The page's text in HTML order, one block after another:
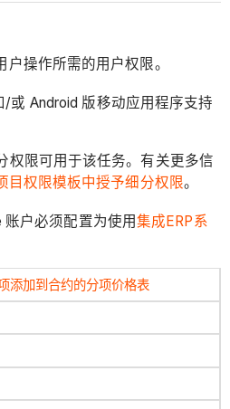
操作所需的用户权限。
/或 Android 版移动应用程序支持
权限可用于该任务。有关更多信
目权限模板中授予细分权限。
户必须配置为使用集成ERP系
添加到合约的分项价格表